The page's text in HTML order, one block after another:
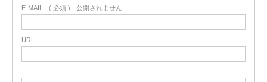
E-MAIL ( 必須 ) - 公開されません -
URL